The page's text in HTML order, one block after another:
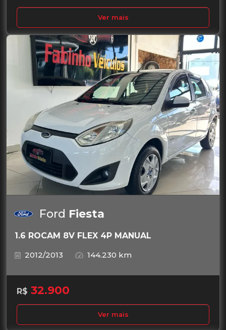
Ver mais
Ford Fiesta
1.6 ROCAM 8V FLEX 4P MANUAL
2012/2013
144.230 km
R$ 32.900
Ver mais